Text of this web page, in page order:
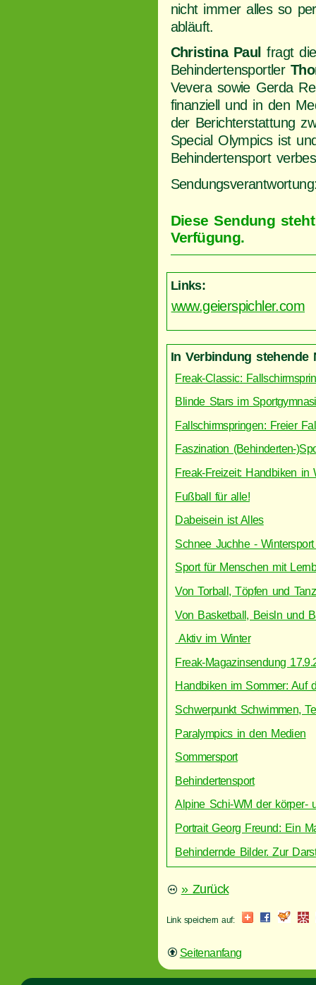
nicht immer alles so
abläuft.
Christina Paul fragt
Behindertensportler
Vevera sowie Gerda
finanziell und in den
der Berichterstattung
Special Olympics ist
Behindertensport
Diese Sendung
Verfügung.
Links:
www.geierspichler.com
In Verbindung stehende
Freak-Classic:
Blinde Stars im
Fallschirmspringen: Freier
Faszination (Behinderten-
Freak-Freizeit: Handbiken in
Fußball für alle!
Dabeisein ist Alles
Schnee Juchhe -
Sport für Menschen mit
Von Torball, Töpfen und Tanz
Von Basketball, Beisln und
Aktiv im Winter
Freak-Magazinsendung
Handbiken im Sommer: Auf
Schwerpunkt Schwimmen,
Paralympics in den Medien
Sommersport
Behindertensport
Alpine Schi-WM der körper-
Portrait Georg Freund: Ein
Behindernde Bilder. Zur
» Zurück
Link speichern auf:
Seitenanfang